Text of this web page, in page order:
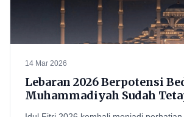
14 Mar 2026
Lebaran 2026 Berpotensi
Muhammadiyah Sudah